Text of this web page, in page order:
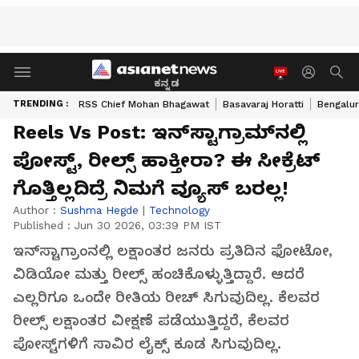
ಕನ್ನಡ
TRENDING : RSS Chief Mohan Bhagawat Basavaraj Horatti
Reels Vs Post: ಇನ್‌ಸ್ಟಾಗ್ರಾಮ್‌ನಲ್ಲಿ
ಪೋಸ್ಟ್‌, ರೀಲ್ಸ್‌ ಹಾಕ್ತೀರಾ? ಈ ಸೀಕ್ರೆಟ್
ಗೊತ್ತಿಲ್ಲದಿದ್ರೆ ನಿಮಗೆ ವ್ಯೂಸ್‌ ಬರಲ್ಲ!
Author : Sushma Hegde | Technology
Published : Jun 30 2026, 03:39 PM IST
ಇನ್‌ಸ್ಟಾಗ್ರಾಂನಲ್ಲಿ ಲಕ್ಷಾಂತರ ಜನರು ಪ್ರತಿದಿನ ಫೋಟೋ,
ವಿಡಿಯೋ ಮತ್ತು ರೀಲ್ಸ್ ಹಂಚಿಕೊಳ್ಳುತ್ತಿದ್ದಾರೆ. ಆದರೆ
ಎಲ್ಲರಿಗೂ ಒಂದೇ ರೀತಿಯ ರೀಚ್ ಸಿಗುವುದಿಲ್ಲ. ಕೆಲವರ
ರೀಲ್ಸ್ ಲಕ್ಷಾಂತರ ವೀಕ್ಷಣೆ ಪಡೆಯುತ್ತಿದ್ದರೆ, ಕೆಲವರ
ಪೋಸ್ಟ್‌ಗಳಿಗೆ ಸಾವಿರ ಲೈಕ್ಸ್ ಕೂಡ ಸಿಗುವುದಿಲ್ಲ.